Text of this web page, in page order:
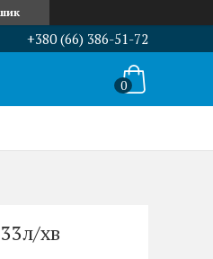
+380 (66) 386-51-72
хв